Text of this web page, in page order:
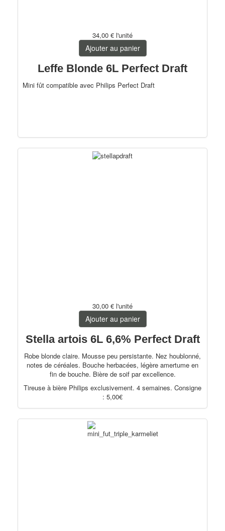
34,00 € l'unité
Ajouter au panier
Leffe Blonde 6L Perfect Draft
Mini fût compatible avec Philips Perfect Draft
30,00 € l'unité
Ajouter au panier
Stella artois 6L 6,6% Perfect Draft
Robe blonde claire. Mousse peu persistante. Nez houblonné,
notes de céréales. Bouche herbacées, légère amertume en
fin de bouche. Bière de soif par excellence.
Tireuse à bière Philips exclusivement. 4 semaines. Consigne
: 5,00€